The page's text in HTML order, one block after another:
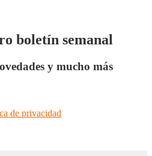
boletín semanal
y mucho más
de privacidad